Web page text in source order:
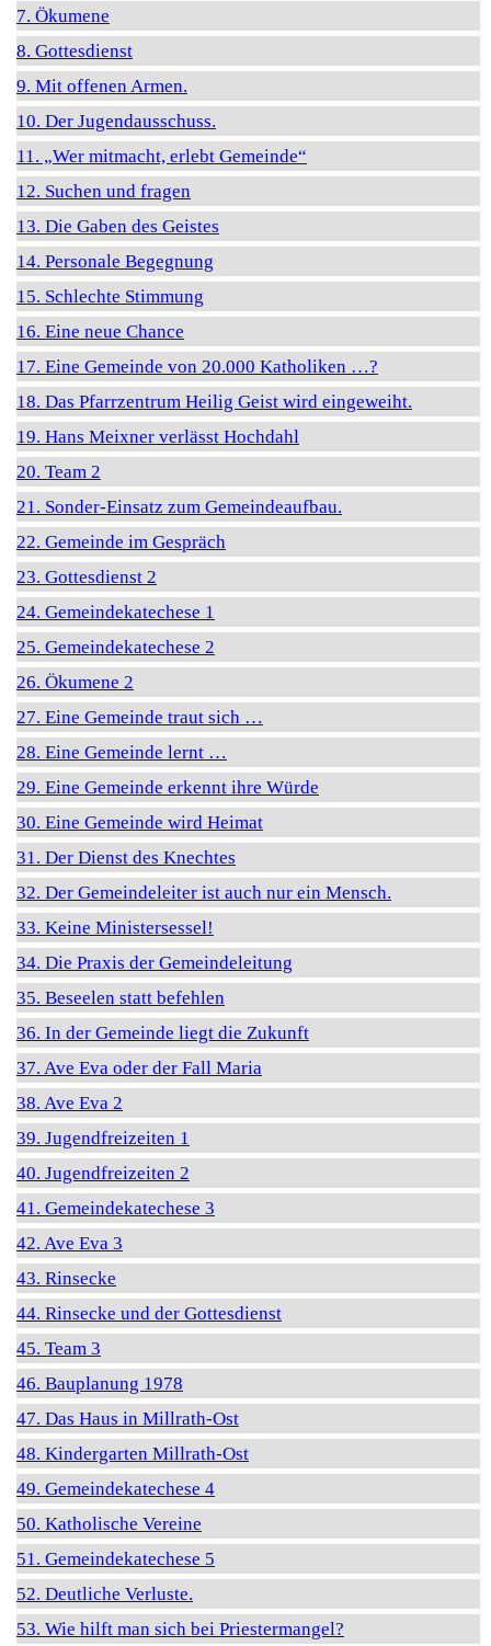
7. Ökumene
8. Gottesdienst
9. Mit offenen Armen.
10. Der Jugendausschuss.
11. „Wer mitmacht, erlebt Gemeinde“
12. Suchen und fragen
13. Die Gaben des Geistes
14. Personale Begegnung
15. Schlechte Stimmung
16. Eine neue Chance
17. Eine Gemeinde von 20.000 Katholiken …?
18. Das Pfarrzentrum Heilig Geist wird eingeweiht.
19. Hans Meixner verlässt Hochdahl
20. Team 2
21. Sonder-Einsatz zum Gemeindeaufbau.
22. Gemeinde im Gespräch
23. Gottesdienst 2
24. Gemeindekatechese 1
25. Gemeindekatechese 2
26. Ökumene 2
27. Eine Gemeinde traut sich …
28. Eine Gemeinde lernt …
29. Eine Gemeinde erkennt ihre Würde
30. Eine Gemeinde wird Heimat
31. Der Dienst des Knechtes
32. Der Gemeindeleiter ist auch nur ein Mensch.
33. Keine Ministersessel!
34. Die Praxis der Gemeindeleitung
35. Beseelen statt befehlen
36. In der Gemeinde liegt die Zukunft
37. Ave Eva oder der Fall Maria
38. Ave Eva 2
39. Jugendfreizeiten 1
40. Jugendfreizeiten 2
41. Gemeindekatechese 3
42. Ave Eva 3
43. Rinsecke
44. Rinsecke und der Gottesdienst
45. Team 3
46. Bauplanung 1978
47. Das Haus in Millrath-Ost
48. Kindergarten Millrath-Ost
49. Gemeindekatechese 4
50. Katholische Vereine
51. Gemeindekatechese 5
52. Deutliche Verluste.
53. Wie hilft man sich bei Priestermangel?